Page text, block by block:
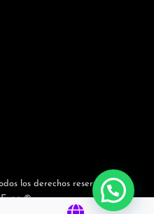
los derechos reservados –
©